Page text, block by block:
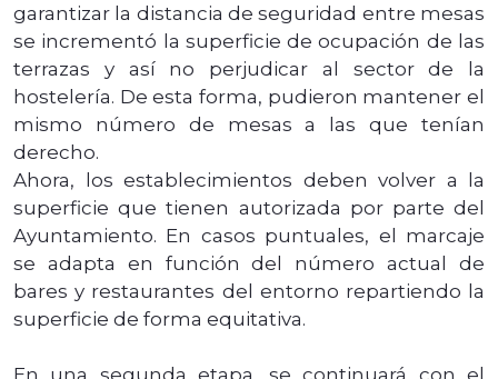
garantizar la distancia de seguridad entre mesas
se incrementó la superficie de ocupación de las
terrazas y así no perjudicar al sector de la
hostelería. De esta forma, pudieron mantener el
mismo número de mesas a las que tenían
derecho.
Ahora, los establecimientos deben volver a la
superficie que tienen autorizada por parte del
Ayuntamiento. En casos puntuales, el marcaje
se adapta en función del número actual de
bares y restaurantes del entorno repartiendo la
superficie de forma equitativa.
En una segunda etapa, se continuará con el